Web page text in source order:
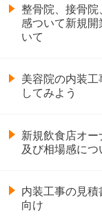
整骨院、接骨
感ついて新規
いて
美容院の内装
してみよう
新規飲食店オ
及び相場感につ
内装工事の見
向け